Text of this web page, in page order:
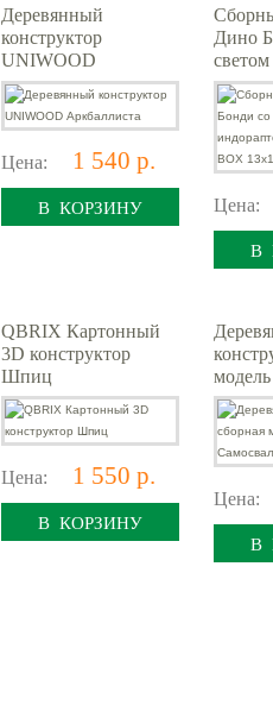
Деревянный
конструктор
UNIWOOD
Аркбаллиста
Цена: 1 540 р.
В КОРЗИНУ
Дино
MC2
Цена:
В
QBRIX Картонный
3D конструктор
Шпиц
Цена: 1 550 р.
В КОРЗИНУ
Цена:
В